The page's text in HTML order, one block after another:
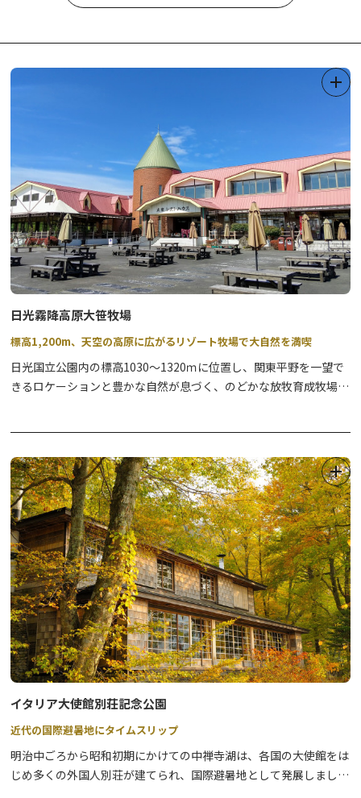
日光霧降高原大笹牧場
標高1,200m、天空の高原に広がるリゾート牧場で大自然を満喫
日光国立公園内の標高1030～1320ｍに位置し、関東平野を一望で
きるロケーションと豊かな自然が息づく、のどかな放牧育成牧場。
他、アイスクリームやバター作りを体験いただけます。
敷地内にはオートキャンプ場が併設され、アウトドア慣れしていな
い方でもお気軽にキャンプを楽しめます。冬期はスノーモービルの
迫力ある雪上体験もおすすめ。
四季を通して大自然を満喫できる観光牧場です。
イタリア大使館別荘記念公園
近代の国際避暑地にタイムスリップ
明治中ごろから昭和初期にかけての中禅寺湖は、各国の大使館をは
じめ多くの外国人別荘が建てられ、国際避暑地として発展しまし